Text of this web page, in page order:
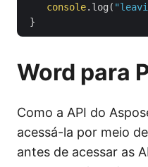
console.log(
Word para
Como a API do
acessá-la por meio
antes de acessar as